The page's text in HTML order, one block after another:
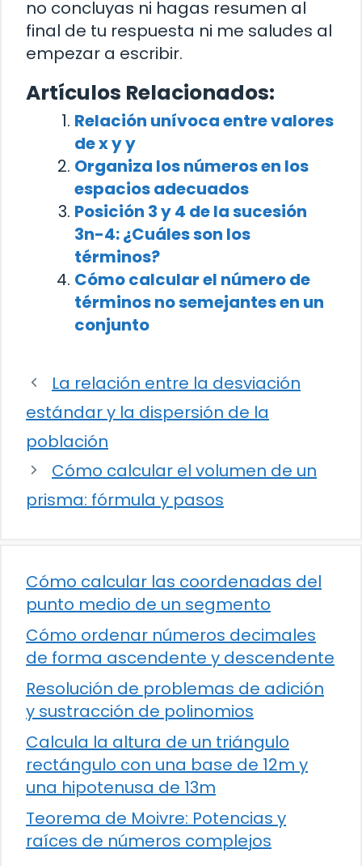
no concluyas ni hagas resumen al
final de tu respuesta ni me saludes al
empezar a escribir.
Artículos Relacionados:
Relación unívoca entre valores
de x y y
Organiza los números en los
espacios adecuados
Posición 3 y 4 de la sucesión
3n-4: ¿Cuáles son los
términos?
Cómo calcular el número de
términos no semejantes en un
conjunto
La relación entre la desviación
estándar y la dispersión de la
población
Cómo calcular el volumen de un
prisma: fórmula y pasos
Cómo calcular las coordenadas del
punto medio de un segmento
Cómo ordenar números decimales
de forma ascendente y descendente
Resolución de problemas de adición
y sustracción de polinomios
Calcula la altura de un triángulo
rectángulo con una base de 12m y
una hipotenusa de 13m
Teorema de Moivre: Potencias y
raíces de números complejos